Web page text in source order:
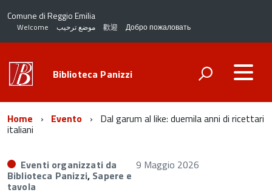
Comune di Reggio Emilia
Welcome موضع ترحيب 歡迎 Добро пожаловать
Biblioteca Panizzi
Home Evento Dal garum al like: duemila anni di ricettari
italiani
Eventi organizzati da
Biblioteca Panizzi, Sapere e
tavola
9 Maggio 2026